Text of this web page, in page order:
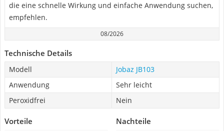
die eine schnelle Wirkung und einfache Anwendung suchen,
empfehlen.
08/2026
Technische Details
Modell
Jobaz JB103
Anwendung
Sehr leicht
Peroxidfrei
Nein
Vorteile Nachteile